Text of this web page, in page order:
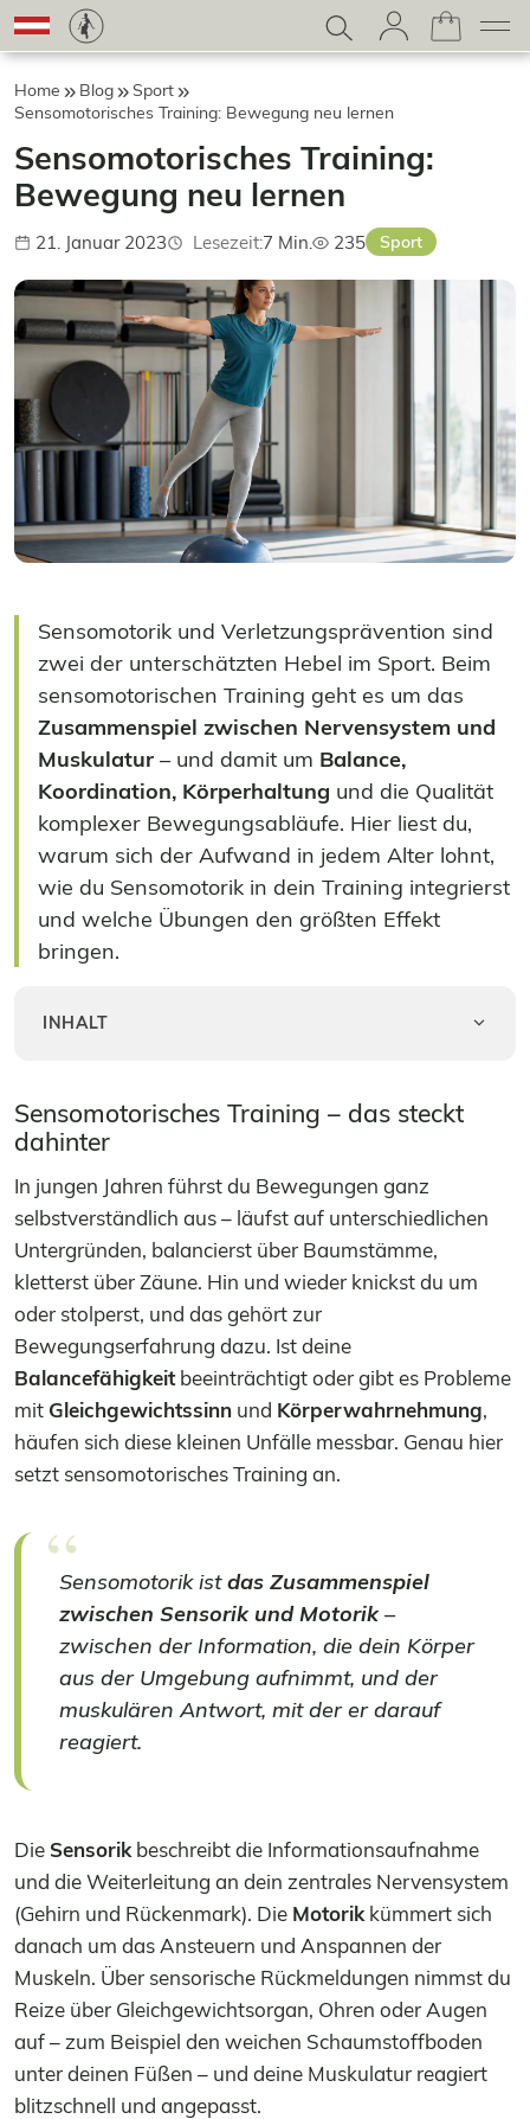
Home Blog
Sport
Sensomotorisches Training: Bewegung neu lernen
Sensomotorisches Training:
Bewegung neu lernen
Veröffentlicht:
21. Januar 2023 Lesezeit:7 Min.Aufrufe:
235 Sport
Sensomotorik und Verletzungsprävention sind
zwei der unterschätzten Hebel im Sport. Beim
sensomotorischen Training geht es um das
Zusammenspiel zwischen Nervensystem und
Muskulatur – und damit um Balance,
Koordination, Körperhaltung und die Qualität
komplexer Bewegungsabläufe. Hier liest du,
warum sich der Aufwand in jedem Alter lohnt,
wie du Sensomotorik in dein Training integrierst
und welche Übungen den größten Effekt
bringen.
INHALT
Sensomotorisches Training – das steckt
dahinter
In jungen Jahren führst du Bewegungen ganz
selbstverständlich aus – läufst auf unterschiedlichen
Untergründen, balancierst über Baumstämme,
kletterst über Zäune. Hin und wieder knickst du um
oder stolperst, und das gehört zur
Bewegungserfahrung dazu. Ist deine
Balancefähigkeitbeeinträchtigt oder gibt es Probleme
mit Gleichgewichtssinn und Körperwahrnehmung,
häufen sich diese kleinen Unfälle messbar. Genau hier
setzt sensomotorisches Training an.
Sensomotorik istdas Zusammenspiel
zwischen Sensorik und Motorik–
zwischen der Information, die dein Körper
aus der Umgebung aufnimmt, und der
muskulären Antwort, mit der er darauf
reagiert.
Die Sensorik beschreibt die Informationsaufnahme
und die Weiterleitung an dein zentrales Nervensystem
(Gehirn und Rückenmark). Die Motorik kümmert sich
danach um das Ansteuern und Anspannen der
Muskeln. Über sensorische Rückmeldungen nimmst du
Reize über Gleichgewichtsorgan, Ohren oder Augen
auf – zum Beispiel den weichen Schaumstoffboden
unter deinen Füßen – und deine Muskulatur reagiert
blitzschnell und angepasst.